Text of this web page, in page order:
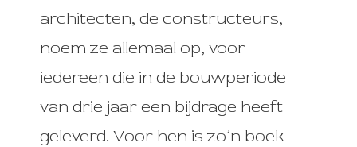
architecten, de constructeurs,
noem ze allemaal op, voor
iedereen die in de bouwperiode
van drie jaar een bijdrage heeft
geleverd. Voor hen is zo’n boek